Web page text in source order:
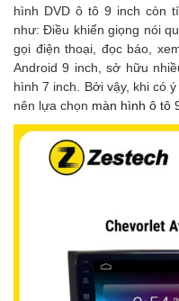
hình DVD ô tô 9 inch còn
như: Điều khiển giọng nói
gọi điện thoại, đọc báo,
Android 9 inch, sở hữu
hình 7 inch. Bởi vậy, khi có
nên lựa chọn màn hình ô tô